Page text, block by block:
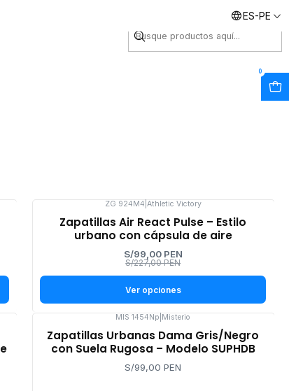
0
ES-PE
-56%
OFF
ZG 924M4 Athletic Victory
Zapatillas Air React Pulse – Estilo
urbano con cápsula de aire
S/99,00 PEN
S/227,00 PEN
Ver opciones
MIS 1454Np Misterio
Zapatillas Urbanas Dama Gris/Negro
con Suela Rugosa – Modelo SUPHDB
S/99,00 PEN